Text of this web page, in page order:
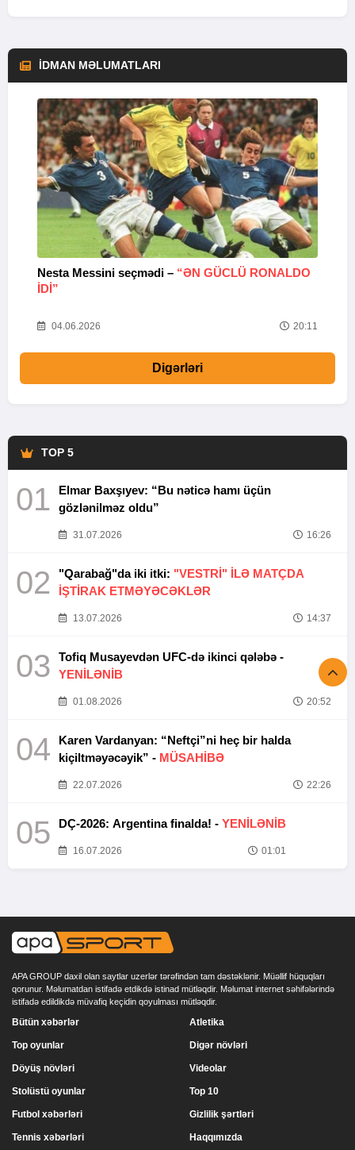
İDMAN MƏLUMATLARI
Nesta Messini seçmədi – “ƏN GÜCLÜ RONALDO
IDI”
04.06.2026 20:11
Digərləri
TOP 5
01
Elmar Baxşıyev: “Bu nəticə hamı üçün
gözlənilməz oldu”
31.07.2026 16:26
02 "Qarabağ"da iki itki: "VESTRİ" İLƏ MATÇDA
İŞTİRAK ETMƏYƏCƏKLƏR
13.07.2026 14:37
03
Tofiq Musayevdən UFC-də ikinci qələbə -
YENİLƏNİB
01.08.2026 20:52
04
Karen Vardanyan: “Neftçi”ni heç bir halda
kiçiltməyəcəyik” - MÜSAHİBƏ
22.07.2026 22:26
05 DÇ-2026: Argentina finalda! - YENİLƏNİB
16.07.2026 01:01
APA GROUP daxil olan saytlar uzerlər tərəfindən tam dəstəklənir. Müəllif hüquqları
qorunur. Məlumatdan istifadə etdikdə istinad mütləqdir. Məlumat internet səhifələrində
istifadə edildikdə müvafiq keçidin qoyulması mütləqdir.
Bütün xəbərlər
Top oyunlar
Döyüş növləri
Stolüstü oyunlar
Atletika
Digər növləri
Videolar
Top 10
Futbol xəbərləri
Tennis xəbərləri
Gizlilik şərtləri
Haqqımızda